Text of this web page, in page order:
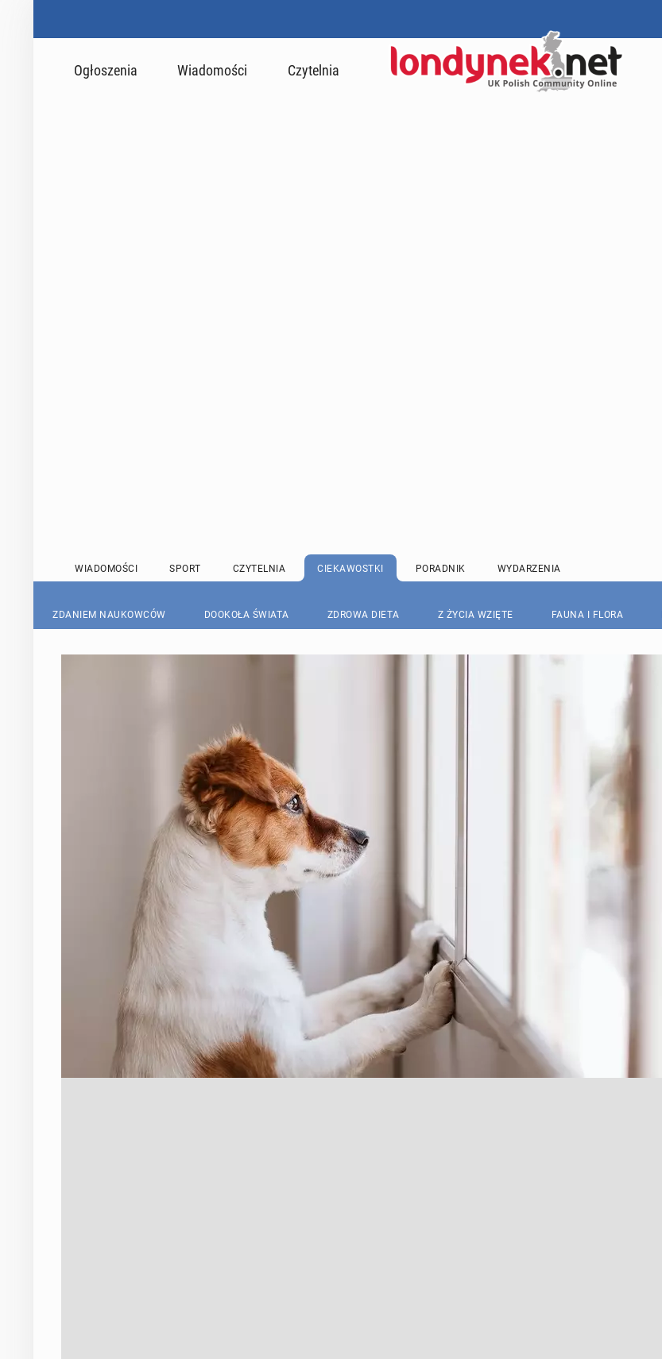
Ogłoszenia Wiadomości Czytelnia
WIADOMOŚCI SPORT CZYTELNIA CIEKAWOSTKI PORADNIK WYDARZENIA
ZDANIEM NAUKOWCÓW DOOKOŁA ŚWIATA ZDROWA DIETA Z ŻYCIA WZIĘTE FAUNA I FLORA